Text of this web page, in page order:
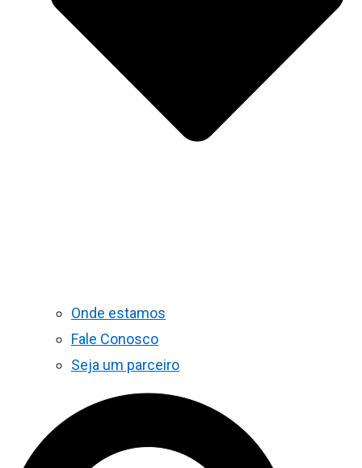
Onde estamos
Fale Conosco
Seja um parceiro